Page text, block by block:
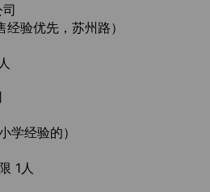
验优先，苏州路）
学经验的）
1人